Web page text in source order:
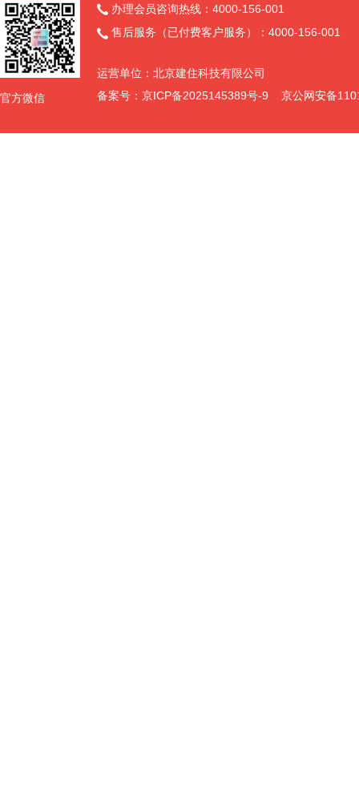
官方微信
 办理会员咨询热线：4000-156-001
 售后服务（已付费客户服务）：4000-156-001
运营单位：北京建住科技有限公司
备案号： 京ICP备2025145389号-9 京公网安备